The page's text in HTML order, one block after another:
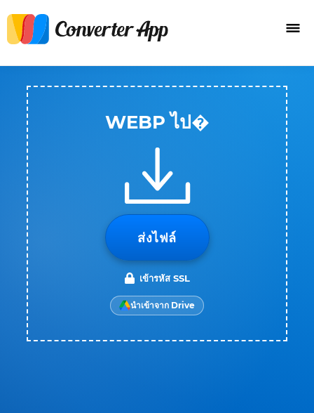
WEBP ไป�
ส่งไฟล์
เข้ารหัส SSL
นำเข้าจาก Drive